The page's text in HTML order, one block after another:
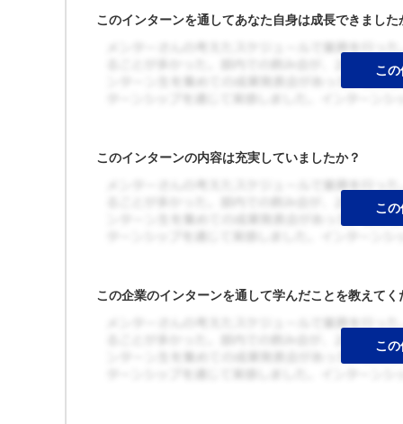
このインターンを通してあなた自身は成長できました
このインターンの内容は充実していましたか？
この企業のインターンを通して学んだことを教えてく